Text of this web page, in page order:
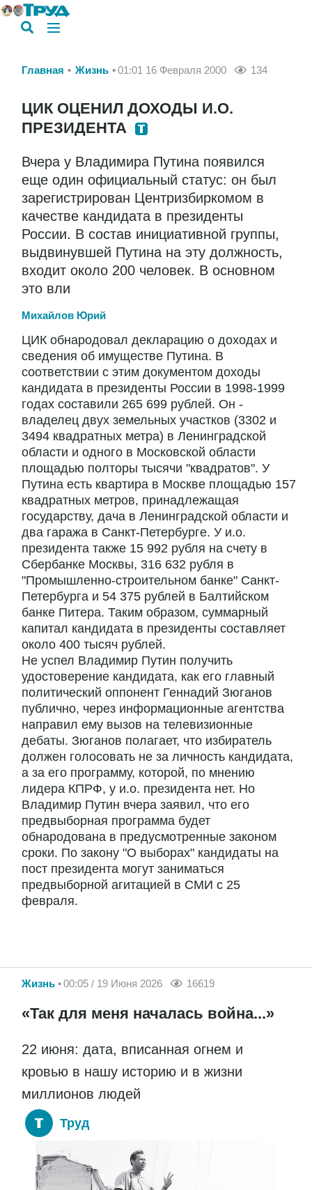
Главная Жизнь 01:01 16 Февраля 2000 134
ЦИК ОЦЕНИЛ ДОХОДЫ И.О.
ПРЕЗИДЕНТА
Вчера у Владимира Путина появился
еще один официальный статус: он был
зарегистрирован Центризбиркомом в
качестве кандидата в президенты
России. В состав инициативной группы,
выдвинувшей Путина на эту должность,
входит около 200 человек. В основном
это вли
Михайлов Юрий
ЦИК обнародовал декларацию о доходах и
сведения об имуществе Путина. В
соответствии с этим документом доходы
кандидата в президенты России в 1998-1999
годах составили 265 699 рублей. Он -
владелец двух земельных участков (3302 и
3494 квадратных метра) в Ленинградской
области и одного в Московской области
площадью полторы тысячи "квадратов". У
Путина есть квартира в Москве площадью 157
квадратных метров, принадлежащая
государству, дача в Ленинградской области и
два гаража в Санкт-Петербурге. У и.о.
президента также 15 992 рубля на счету в
Сбербанке Москвы, 316 632 рубля в
"Промышленно-строительном банке" Санкт-
Петербурга и 54 375 рублей в Балтийском
банке Питера. Таким образом, суммарный
капитал кандидата в президенты составляет
около 400 тысяч рублей.
Не успел Владимир Путин получить
удостоверение кандидата, как его главный
политический оппонент Геннадий Зюганов
публично, через информационные агентства
направил ему вызов на телевизионные
дебаты. Зюганов полагает, что избиратель
должен голосовать не за личность кандидата,
а за его программу, которой, по мнению
лидера КПРФ, у и.о. президента нет. Но
Владимир Путин вчера заявил, что его
предвыборная программа будет
обнародована в предусмотренные законом
сроки. По закону "О выборах" кандидаты на
пост президента могут заниматься
предвыборной агитацией в СМИ с 25
февраля.
Жизнь 00:05 / 19 Июня 2026 16619
«Так для меня началась война...»
22 июня: дата, вписанная огнем и
кровью в нашу историю и в жизни
миллионов людей
Труд